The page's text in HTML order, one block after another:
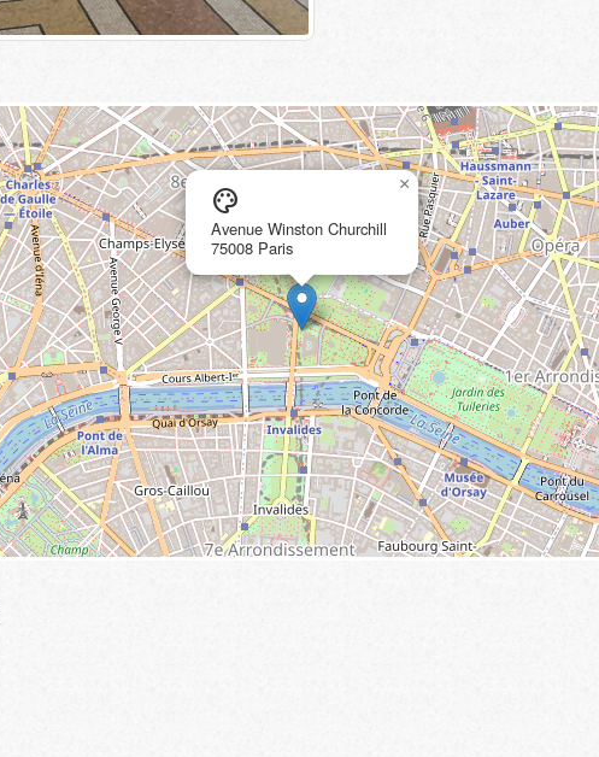
palette
Avenue Winston Churchill
75008 Paris
×